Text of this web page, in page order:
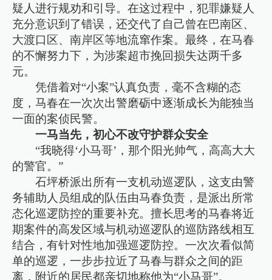
疑人进行规劝和引导。在这过程中，犯罪嫌疑人
充分意识到了错误，还交代了自己曾在巴南区、
大渡口区、南岸区等地流窜作案。最终，在马春
的不懈努力下，为涉案超市挽回损失达两千多
元。
凭借着对“小案”认真负责，毫不含糊的态
度，马春在一次次出警磨砺中逐渐成长为能独当
一面的案侦民警。
一马当先，初心不改守护群众安全
“我晓得‘小马哥’，那个阳光帅气，高高大大
的警官。”
石坪桥派出所有一支机动巡逻队，这支由警
务辅助人员组成的队伍由马春负责，是派出所常
态化巡逻防控的重要补充。擅长思考的马春将近
期案件的高发区域与机动巡逻队的巡防路线相互
结合，有针对性地加强巡逻防控。一次次看似简
单的巡逻，一步步拉近了马春与群众之间的距
离，附近的居民都亲切地称他为“小马哥”。